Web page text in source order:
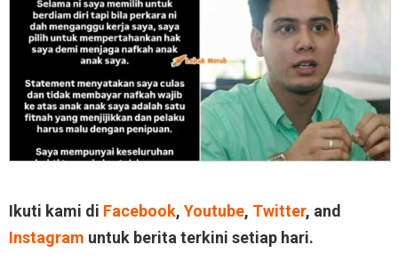
Ikuti kami di Facebook, Youtube, Twitter, and
Instagram untuk berita terkini setiap hari.